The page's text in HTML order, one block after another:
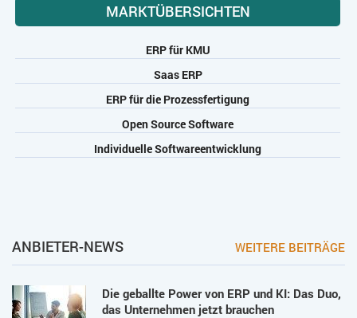
MARKTÜBERSICHTEN
ERP für KMU
Saas ERP
ERP für die Prozessfertigung
Open Source Software
Individuelle Softwareentwicklung
ANBIETER-NEWS WEITERE BEITRÄGE
Die geballte Power von ERP und KI: Das Duo,
das Unternehmen jetzt brauchen